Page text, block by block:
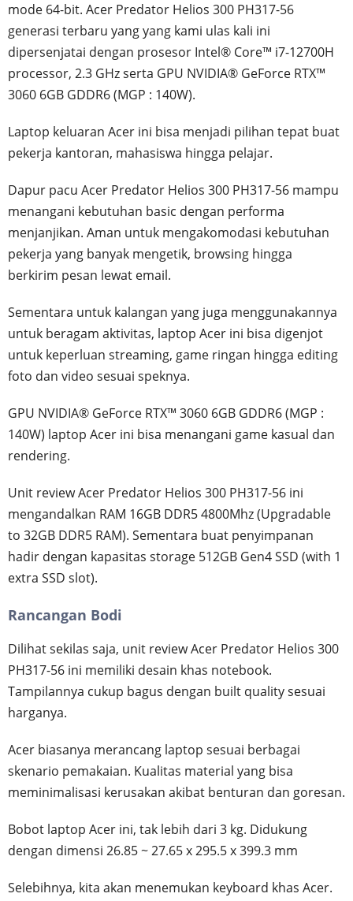
mode 64-bit. Acer Predator Helios 300 PH317-56
generasi terbaru yang yang kami ulas kali ini
dipersenjatai dengan prosesor Intel® Core™ i7-12700H
processor, 2.3 GHz serta GPU NVIDIA® GeForce RTX™
3060 6GB GDDR6 (MGP : 140W).
Laptop keluaran Acer ini bisa menjadi pilihan tepat buat
pekerja kantoran, mahasiswa hingga pelajar.
Dapur pacu Acer Predator Helios 300 PH317-56 mampu
menangani kebutuhan basic dengan performa
menjanjikan. Aman untuk mengakomodasi kebutuhan
pekerja yang banyak mengetik, browsing hingga
berkirim pesan lewat email.
Sementara untuk kalangan yang juga menggunakannya
untuk beragam aktivitas, laptop Acer ini bisa digenjot
untuk keperluan streaming, game ringan hingga editing
foto dan video sesuai speknya.
GPU NVIDIA® GeForce RTX™ 3060 6GB GDDR6 (MGP :
140W) laptop Acer ini bisa menangani game kasual dan
rendering.
Unit review Acer Predator Helios 300 PH317-56 ini
mengandalkan RAM 16GB DDR5 4800Mhz (Upgradable
to 32GB DDR5 RAM). Sementara buat penyimpanan
hadir dengan kapasitas storage 512GB Gen4 SSD (with 1
extra SSD slot).
Rancangan Bodi
Dilihat sekilas saja, unit review Acer Predator Helios 300
PH317-56 ini memiliki desain khas notebook.
Tampilannya cukup bagus dengan built quality sesuai
harganya.
Acer biasanya merancang laptop sesuai berbagai
skenario pemakaian. Kualitas material yang bisa
meminimalisasi kerusakan akibat benturan dan goresan.
Bobot laptop Acer ini, tak lebih dari 3 kg. Didukung
dengan dimensi 26.85 ~ 27.65 x 295.5 x 399.3 mm
Selebihnya, kita akan menemukan keyboard khas Acer.